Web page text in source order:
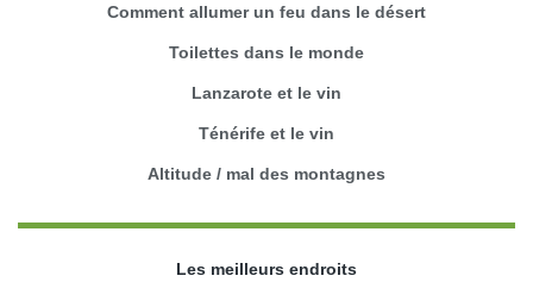
Comment allumer un feu dans le désert
Toilettes dans le monde
Lanzarote et le vin
Ténérife et le vin
Altitude / mal des montagnes
Les meilleurs endroits